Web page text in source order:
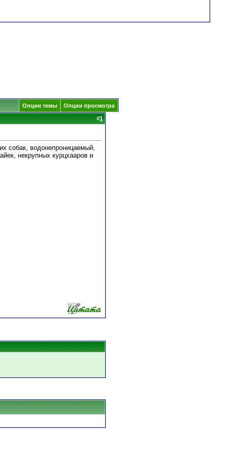
Опции темы Опции просмотра
#1
собак, водонепроницаемый,
некрупных курцхааров и